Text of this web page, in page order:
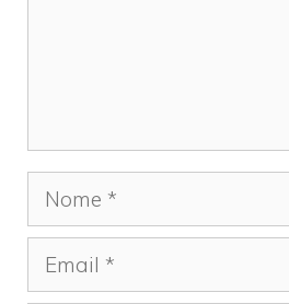
Nome
Email